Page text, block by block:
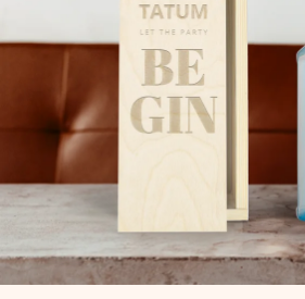
+49 39292 929695
Montag - Freitag : 8:30 - 17:00 Uhr
Samstag - Sonntag : 8:30 - 13:00 Uhr